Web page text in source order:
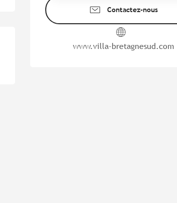
Contactez-nous
www.villa-bretagnesud.com